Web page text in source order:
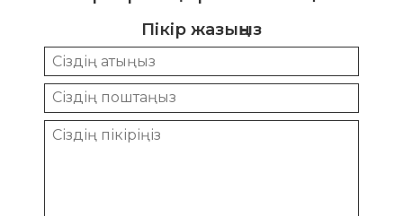
Пікір жазыңыз